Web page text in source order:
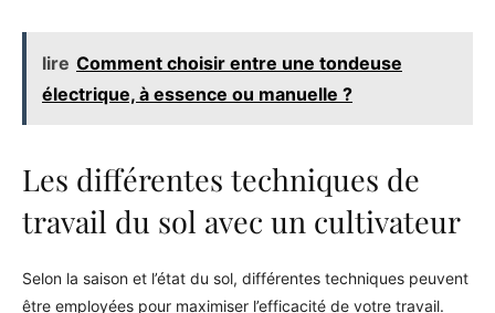
lire Comment choisir entre une tondeuse
électrique, à essence ou manuelle ?
Les différentes techniques de
travail du sol avec un cultivateur
Selon la saison et l’état du sol, différentes techniques peuvent
être employées pour maximiser l’efficacité de votre travail.